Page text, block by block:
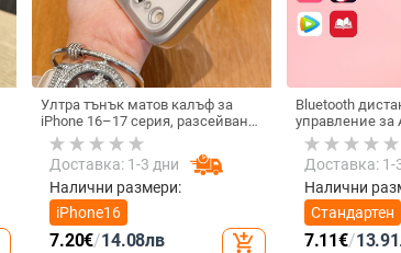
Ултра тънък матов калъф за
iPhone 16–17 серия, разсейване
на топлината, пълно покритие,
удароустойчив и устойчив на
отпечатъци
Доставка: 1-3 дни
Налични размери:
iPhone16
7.20€/14.08лв add_shopping_cart
Bluetooth
управление за
универсално
видеозаписи,
tremolo,
тегло 15 g
Доставка: 1-
Налични
Стандартен
7.11€/13.91